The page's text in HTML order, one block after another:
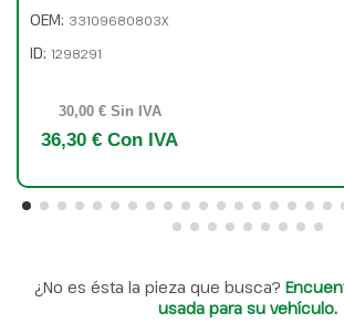
OEM: 33109680803X
ID: 1298291
30,00 € Sin IVA
36,30 € Con IVA
¿No es ésta la pieza que busca?
usada para su vehículo.